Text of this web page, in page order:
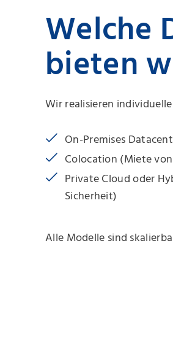
Welche
bieten
Wir realisieren
On-Premises
Colocation (Miete von
Private Cloud oder
Sicherheit)
Alle Modelle sind